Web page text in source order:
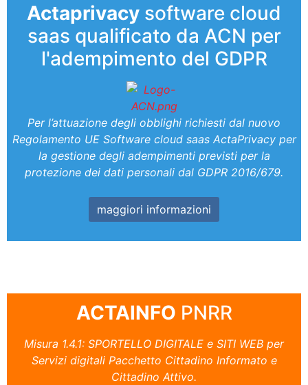
Actaprivacy software cloud
saas qualificato da ACN per
l'adempimento del GDPR
Per l’attuazione degli obblighi richiesti dal nuovo
Regolamento UE Software cloud saas ActaPrivacy per
la gestione degli adempimenti previsti per la
protezione dei dati personali dal GDPR 2016/679.
maggiori informazioni
ACTAINFO PNRR
Misura 1.4.1: SPORTELLO DIGITALE e SITI WEB per
Servizi digitali Pacchetto Cittadino Informato e
Cittadino Attivo.